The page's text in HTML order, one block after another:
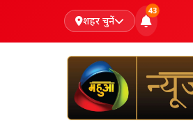
शहर चुनें
43